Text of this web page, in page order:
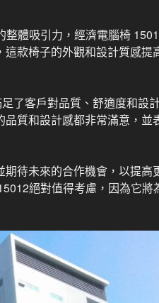
體吸引力，經濟電腦椅
款椅子的外觀和設計質感提
了客戶對品質、舒適度和設
質和設計感都非常滿意，並
待未來的合作機會，以提高
絕對值得考慮，因為它將